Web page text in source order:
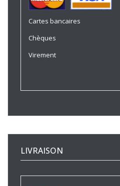
Cartes bancaires
Chèques
Virement
LIVRAISON